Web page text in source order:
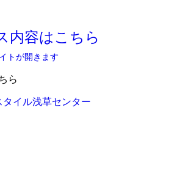
内容はこちら
トが開きます
ら
タイル浅草センター